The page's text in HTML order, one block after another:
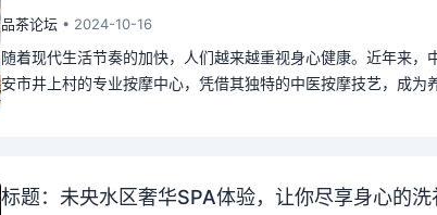
品茶论坛 • 2024-10-16
随着现代生活节奏的加快，人们越来越重视身心健康。近年来，
安市井上村的专业按摩中心，凭借其独特的中医按摩技艺，成为
标题：未央水区奢华SPA体验，让你尽享身心的洗